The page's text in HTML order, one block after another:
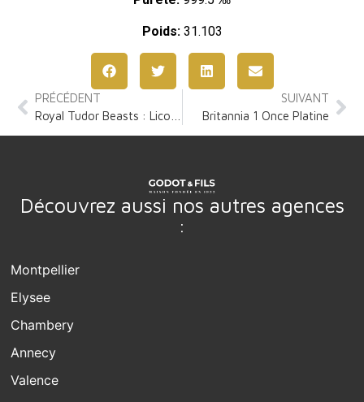
Poids:31.103
PRÉCÉDENT
SUIVANT
Britannia 1 Once Platine
Découvrez aussi nos autres agences
:
Montpellier
Elysee
Chambery
Annecy
Valence